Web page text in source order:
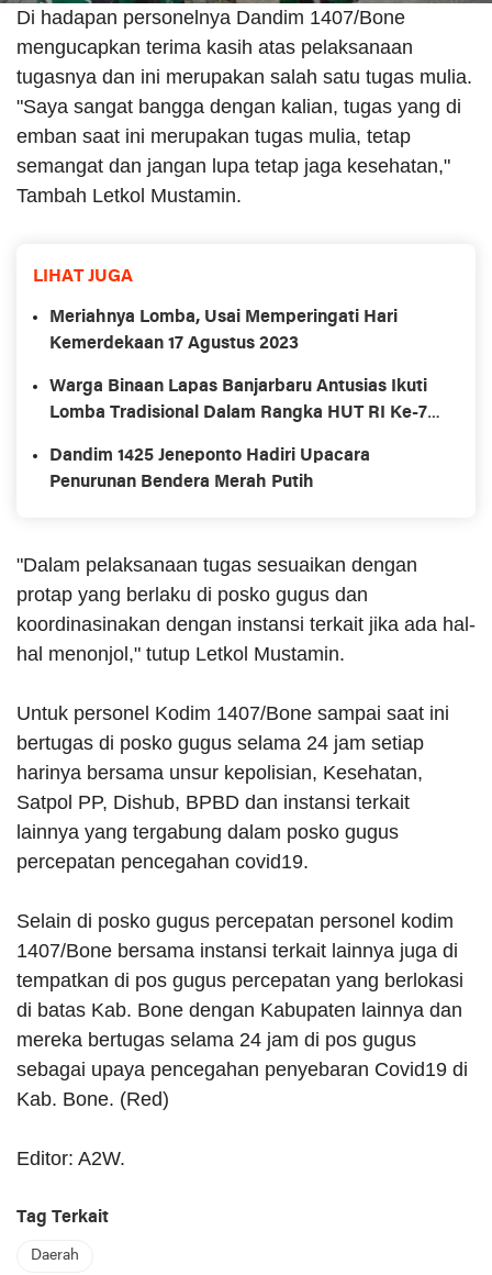
Di hadapan personelnya Dandim 1407/Bone
mengucapkan terima kasih atas pelaksanaan
tugasnya dan ini merupakan salah satu tugas mulia.
"Saya sangat bangga dengan kalian, tugas yang di
emban saat ini merupakan tugas mulia, tetap
semangat dan jangan lupa tetap jaga kesehatan,"
Tambah Letkol Mustamin.
LIHAT JUGA
Meriahnya Lomba, Usai Memperingati Hari
Kemerdekaan 17 Agustus 2023
Warga Binaan Lapas Banjarbaru Antusias Ikuti
Lomba Tradisional Dalam Rangka HUT RI Ke-78
Dandim 1425 Jeneponto Hadiri Upacara
Penurunan Bendera Merah Putih
"Dalam pelaksanaan tugas sesuaikan dengan
protap yang berlaku di posko gugus dan
koordinasinakan dengan instansi terkait jika ada hal-
hal menonjol," tutup Letkol Mustamin.
Untuk personel Kodim 1407/Bone sampai saat ini
bertugas di posko gugus selama 24 jam setiap
harinya bersama unsur kepolisian, Kesehatan,
Satpol PP, Dishub, BPBD dan instansi terkait
lainnya yang tergabung dalam posko gugus
percepatan pencegahan covid19.
Selain di posko gugus percepatan personel kodim
1407/Bone bersama instansi terkait lainnya juga di
tempatkan di pos gugus percepatan yang berlokasi
di batas Kab. Bone dengan Kabupaten lainnya dan
mereka bertugas selama 24 jam di pos gugus
sebagai upaya pencegahan penyebaran Covid19 di
Kab. Bone. (Red)
Editor: A2W.
Tag Terkait
Daerah